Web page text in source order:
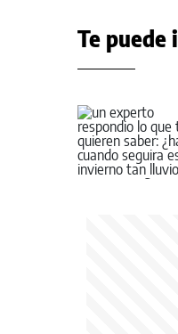
Te puede